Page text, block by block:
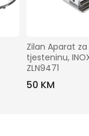
Zilan Aparat za
tjesteninu,
ZLN9471
50 KM